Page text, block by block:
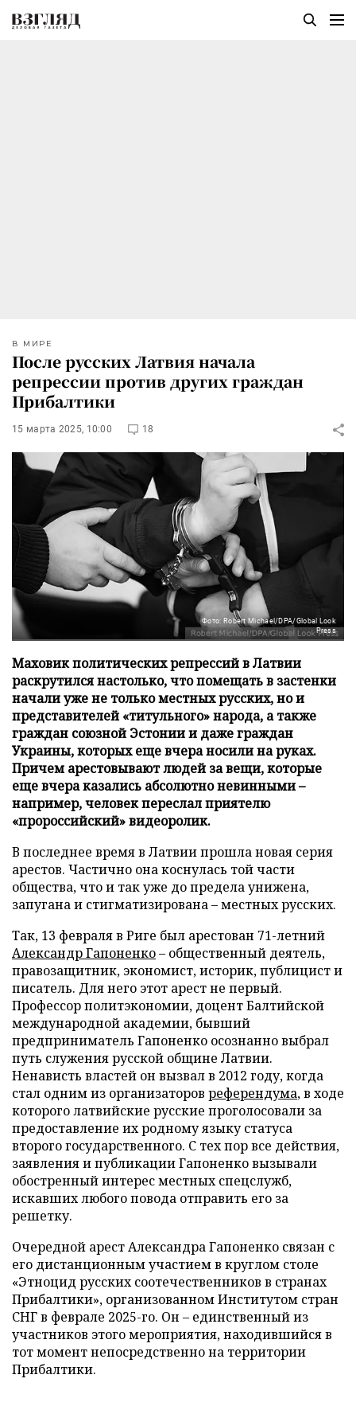
В МИРЕ
После русских Латвия начала
репрессии против других граждан
Прибалтики
15 марта 2025, 10:00 18
Фото: Robert Michael/DPA/Global Look
Press
Маховик политических репрессий в Латвии
раскрутился настолько, что помещать в застенки
начали уже не только местных русских, но и
представителей «титульного» народа, а также
граждан союзной Эстонии и даже граждан
Украины, которых еще вчера носили на руках.
Причем арестовывают людей за вещи, которые
еще вчера казались абсолютно невинными –
например, человек переслал приятелю
«пророссийский» видеоролик.
В последнее время в Латвии прошла новая серия
арестов. Частично она коснулась той части
общества, что и так уже до предела унижена,
запугана и стигматизирована – местных русских.
Так, 13 февраля в Риге был арестован 71-летний
Александр Гапоненко– общественный деятель,
правозащитник, экономист, историк, публицист и
писатель. Для него этот арест не первый.
Профессор политэкономии, доцент Балтийской
международной академии, бывший
предприниматель Гапоненко осознанно выбрал
путь служения русской общине Латвии.
Ненависть властей он вызвал в 2012 году, когда
стал одним из организаторов референдума, в ходе
которого латвийские русские проголосовали за
предоставление их родному языку статуса
второго государственного. С тех пор все действия,
заявления и публикации Гапоненко вызывали
обостренный интерес местных спецслужб,
искавших любого повода отправить его за
решетку.
Очередной арест Александра Гапоненко связан с
его дистанционным участием в круглом столе
«Этноцид русских соотечественников в странах
Прибалтики», организованном Институтом стран
СНГ в феврале 2025-го. Он – единственный из
участников этого мероприятия, находившийся в
тот момент непосредственно на территории
Прибалтики.